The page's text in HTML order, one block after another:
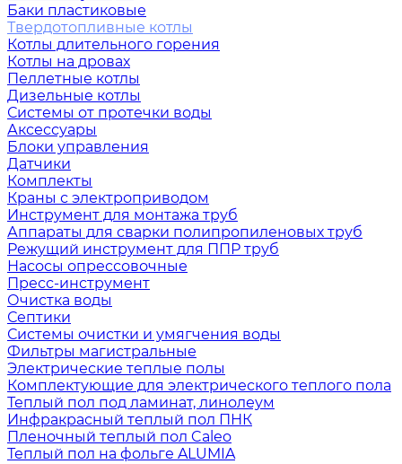
Баки пластиковые
Твердотопливные котлы
Котлы длительного горения
Котлы на дровах
Пеллетные котлы
Дизельные котлы
Системы от протечки воды
Аксессуары
Блоки управления
Датчики
Комплекты
Краны с электроприводом
Инструмент для монтажа труб
Аппараты для сварки полипропиленовых труб
Режущий инструмент для ППР труб
Насосы опрессовочные
Пресс-инструмент
Очистка воды
Септики
Системы очистки и умягчения воды
Фильтры магистральные
Электрические теплые полы
Комплектующие для электрического теплого пола
Теплый пол под ламинат, линолеум
Инфракрасный теплый пол ПНК
Пленочный теплый пол Caleo
Теплый пол на фольге ALUMIA